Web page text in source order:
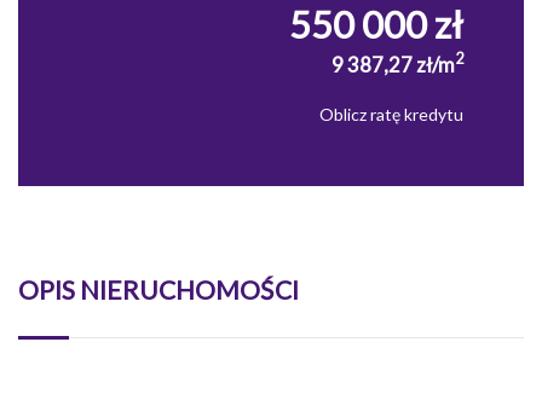
550 000 zł
9 387,27 zł/m2
Oblicz ratę kredytu
OPIS NIERUCHOMOŚCI